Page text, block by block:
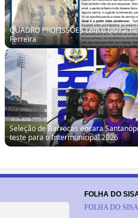
QUADRO PROFISSÕES com o
Ferreira
Seleção de Barrocas encara
teste para o Intermunicipal 2026
FOLHA DO
FOLHA DO